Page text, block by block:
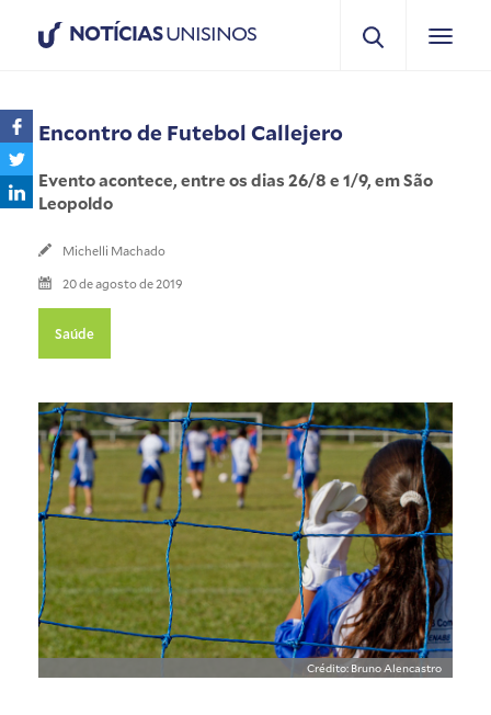
NOTÍCIASUNISINOS
Encontro de Futebol Callejero
Evento acontece, entre os dias 26/8 e 1/9, em São
Leopoldo
Michelli Machado
20 de agosto de 2019
Saúde
Crédito: Bruno Alencastro